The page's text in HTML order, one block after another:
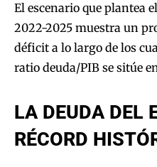
El escenario que plantea
2022-2025 muestra un
déficit a lo largo de los
ratio deuda/PIB se sitúe
LA DEUDA DEL
RÉCORD